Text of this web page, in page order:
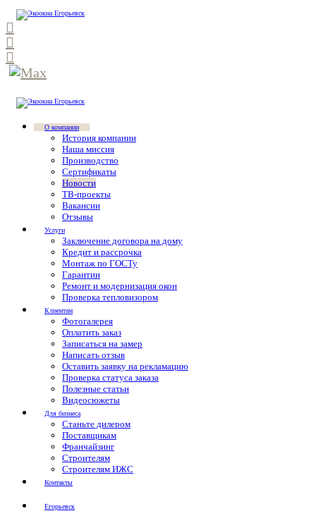
О компании
История компании
Наша миссия
Производство
Сертификаты
Новости
ТВ-проекты
Вакансии
Отзывы
Услуги
Заключение договора на дому
Кредит и рассрочка
Монтаж по ГОСТу
Гарантии
Ремонт и модернизация окон
Проверка тепловизором
Клиентам
Фотогалерея
Оплатить заказ
Записаться на замер
Написать отзыв
Оставить заявку на рекламацию
Проверка статуса заказа
Полезные статьи
Видеосюжеты
Для бизнеса
Станьте дилером
Поставщикам
Франчайзинг
Строителям
Строителям ИЖС
Контакты
Егорьевск